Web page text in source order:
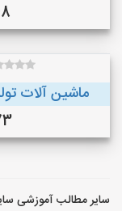
ماشین آلات
سایر مطالب آموزشی